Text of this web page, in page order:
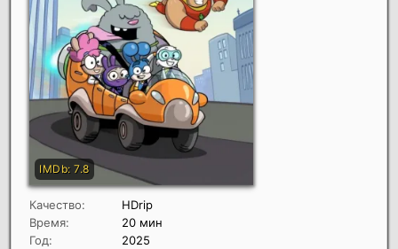
Качество:
HDrip
Время:
20 мин
Год:
2025